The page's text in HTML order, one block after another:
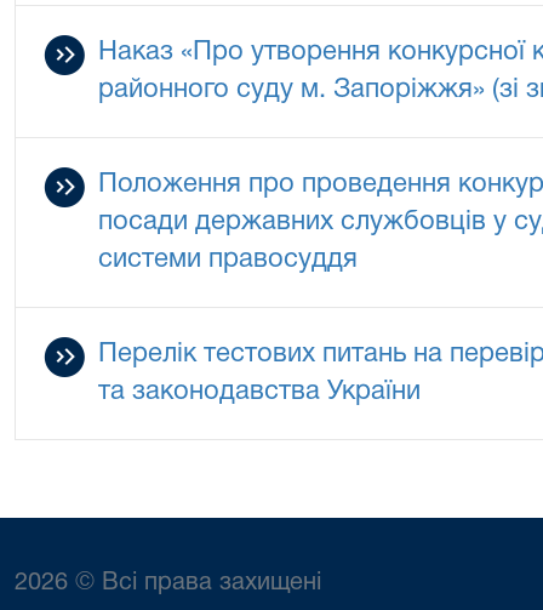
Наказ «Про утворення конкурсної
районного суду м. Запоріжжя» (зі
Положення про проведення
посади державних службовців у
системи правосуддя
Перелік тестових питань на
та законодавства України
2026 © Всі права захищені